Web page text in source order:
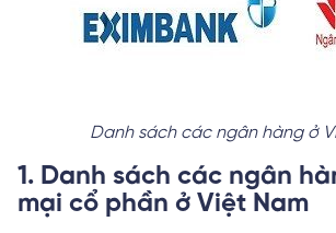
Danh sách các ngân hàng ở
1. Danh sách các ngân
mại cổ phần ở Việt Nam